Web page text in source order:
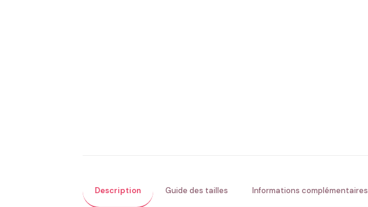
Description Guide des tailles Informations complémentaires